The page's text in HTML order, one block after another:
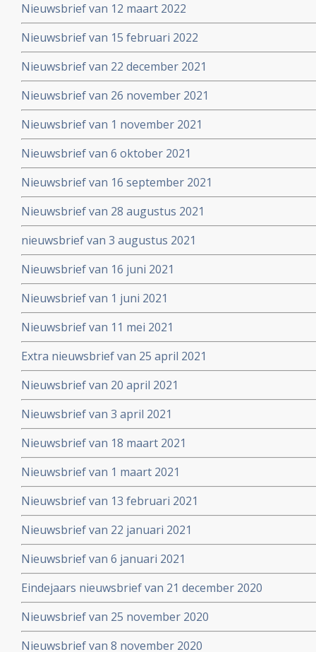
Nieuwsbrief van 12 maart 2022
Nieuwsbrief van 15 februari 2022
Nieuwsbrief van 22 december 2021
Nieuwsbrief van 26 november 2021
Nieuwsbrief van 1 november 2021
Nieuwsbrief van 6 oktober 2021
Nieuwsbrief van 16 september 2021
Nieuwsbrief van 28 augustus 2021
nieuwsbrief van 3 augustus 2021
Nieuwsbrief van 16 juni 2021
Nieuwsbrief van 1 juni 2021
Nieuwsbrief van 11 mei 2021
Extra nieuwsbrief van 25 april 2021
Nieuwsbrief van 20 april 2021
Nieuwsbrief van 3 april 2021
Nieuwsbrief van 18 maart 2021
Nieuwsbrief van 1 maart 2021
Nieuwsbrief van 13 februari 2021
Nieuwsbrief van 22 januari 2021
Nieuwsbrief van 6 januari 2021
Eindejaars nieuwsbrief van 21 december 2020
Nieuwsbrief van 25 november 2020
Nieuwsbrief van 8 november 2020